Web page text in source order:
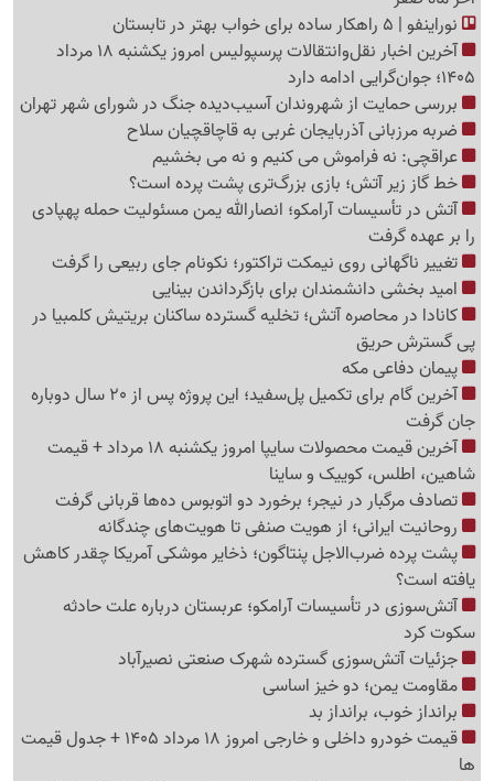
نوراینفو | 5 راهکار ساده برای خواب بهتر در تابستان
آخرین اخبار نقل‌وانتقالات پرسپولیس امروز یکشنبه 18 مرداد
1405؛ جوان‌گرایی ادامه دارد
بررسی حمایت از شهروندان آسیب‌دیده جنگ در شورای شهر تهران
ضربه مرزبانی آذربایجان غربی به قاچاقچیان سلاح
عراقچی: نه فراموش می کنیم و نه می بخشیم
خط گاز زیر آتش؛ بازی بزرگ‌تری پشت پرده است؟
آتش در تأسیسات آرامکو؛ انصارالله یمن مسئولیت حمله پهپادی
را بر عهده گرفت
تغییر ناگهانی روی نیمکت تراکتور؛ نکونام جای ربیعی را گرفت
امید بخشی دانشمندان برای بازگرداندن بینایی
کانادا در محاصره آتش؛ تخلیه گسترده ساکنان بریتیش کلمبیا در
پی گسترش حریق
پیمان دفاعی مکه
آخرین گام برای تکمیل پل‌سفید؛ این پروژه پس از 20 سال دوباره
جان گرفت
آخرین قیمت محصولات سایپا امروز یکشنبه 18 مرداد + قیمت
شاهین، اطلس، کوییک و ساینا
تصادف مرگبار در نیجر؛ برخورد دو اتوبوس ده‌ها قربانی گرفت
روحانیت ایرانی؛ از هویت صنفی تا هویت‌های چندگانه
پشت پرده ضرب‌الاجل پنتاگون؛ ذخایر موشکی آمریکا چقدر کاهش
یافته است؟
آتش‌سوزی در تأسیسات آرامکو؛ عربستان درباره علت حادثه
سکوت کرد
جزئیات آتش‌سوزی گسترده شهرک صنعتی نصیرآباد
مقاومت یمن؛ دو خیز اساسی
برانداز خوب، برانداز بد
قیمت خودرو داخلی و خارجی امروز 18 مرداد 1405 + جدول قیمت
ها